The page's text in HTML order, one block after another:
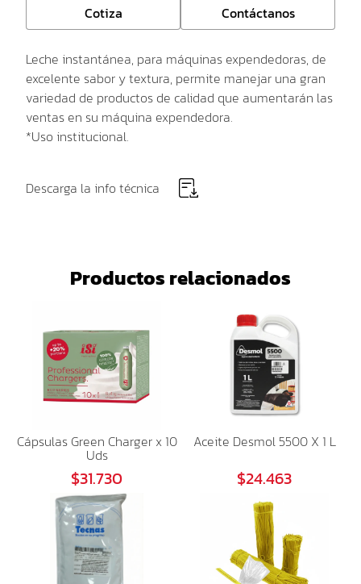
Cotiza
Contáctanos
Leche instantánea, para máquinas expendedoras, de
excelente sabor y textura, permite manejar una gran
variedad de productos de calidad que aumentarán las
ventas en su máquina expendedora.
*Uso institucional.
Descarga la info técnica
Productos relacionados
Cápsulas Green Charger x 10
Uds
$31.730
Aceite Desmol 5500 X 1 L
$24.463